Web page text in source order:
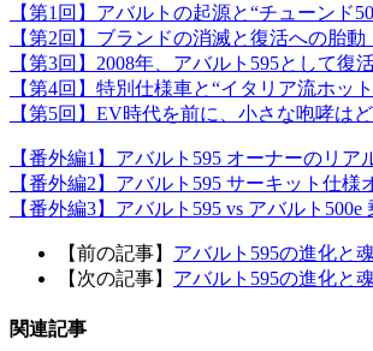
【第1回】アバルトの起源と“チューンド
【第2回】ブランドの消滅と復活への胎動
【第3回】2008年、アバルト595として復
【第4回】特別仕様車と“イタリア流ホッ
【第5回】EV時代を前に、小さな咆哮は
【番外編1】アバルト595 オーナーのリア
【番外編2】アバルト595 サーキット仕様
【番外編3】アバルト595 vs アバルト
【前の記事】 アバルト595の進化と
【次の記事】 アバルト595の進化と
関連記事